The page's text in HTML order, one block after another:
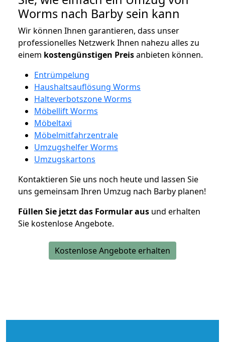
Worms nach Barby sein kann
Wir können Ihnen garantieren, dass unser
professionelles Netzwerk Ihnen nahezu alles zu
einem kostengünstigen Preisanbieten können.
Entrümpelung
Haushaltsauflösung Worms
Halteverbotszone Worms
Möbellift Worms
Möbeltaxi
Möbelmitfahrzentrale
Umzugshelfer Worms
Umzugskartons
Kontaktieren Sie uns noch heute und lassen Sie
uns gemeinsam Ihren Umzug nach Barby planen!
Füllen Sie jetzt das Formular aus und erhalten
Sie kostenlose Angebote.
Kostenlose Angebote erhalten